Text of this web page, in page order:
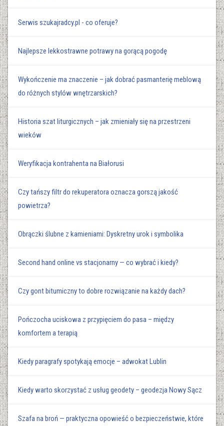
Serwis szukajradcy.pl - co oferuje?
Najlepsze lekkostrawne potrawy na gorącą pogodę
Wykończenie ma znaczenie – jak dobrać pasmanterię meblową
do różnych stylów wnętrzarskich?
Historia szat liturgicznych – jak zmieniały się na przestrzeni
wieków
Weryfikacja kontrahenta na Białorusi
Czy tańszy filtr do rekuperatora oznacza gorszą jakość
powietrza?
Obrączki ślubne z kamieniami: Dyskretny urok i symbolika
Second hand online vs stacjonarny — co wybrać i kiedy?
Czy gont bitumiczny to dobre rozwiązanie na każdy dach?
Pończocha uciskowa z przypięciem do pasa – między
komfortem a terapią
Kiedy paragrafy spotykają emocje – adwokat Lublin
Kiedy warto skorzystać z usług geodety – geodezja Nowy Sącz
Szafa na broń — praktyczna opowieść o bezpieczeństwie, które